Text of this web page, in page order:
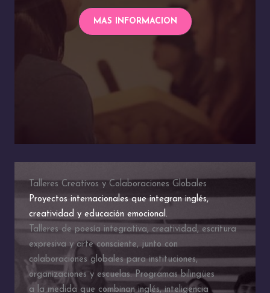
MAS INFORMACION
Talleres Creativos y Colaboraciones Globales
Proyectos internacionales que integran inglés,
creatividad y educación emocional.
Talleres de poesía integrativa, creatividad, escritura
expresiva y arte consciente, junto con
colaboraciones globales para instituciones,
organizaciones y escuelas. Programas bilingües
a la medida que combinan inglés, inteligencia